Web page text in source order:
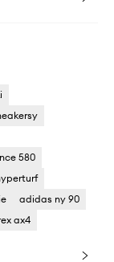
580
adidas ny 90
ax4